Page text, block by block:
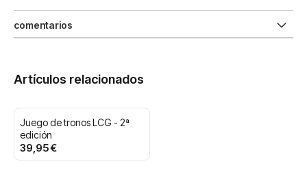
comentarios
Artículos relacionados
Juego de tronos LCG - 2ª
edición
39,95 €